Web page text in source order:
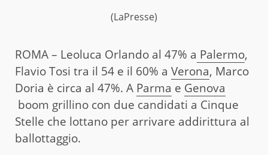
(LaPresse)
ROMA – Leoluca Orlando al 47% a Palermo,
Flavio Tosi tra il 54 e il 60% a Verona, Marco
Doria è circa al 47%. A Parma e Genova
boom grillino con due candidati a Cinque
Stelle che lottano per arrivare addirittura al
ballottaggio.